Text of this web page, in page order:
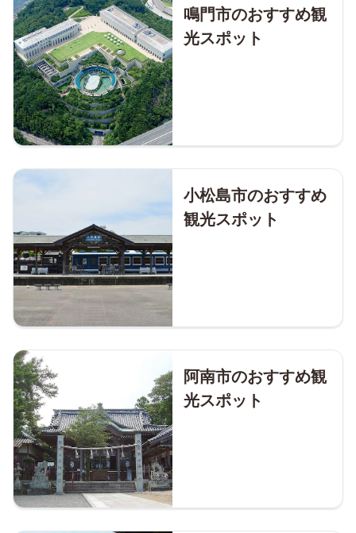
鳴門市のおすすめ観
光スポット
小松島市のおすすめ
観光スポット
阿南市のおすすめ観
光スポット